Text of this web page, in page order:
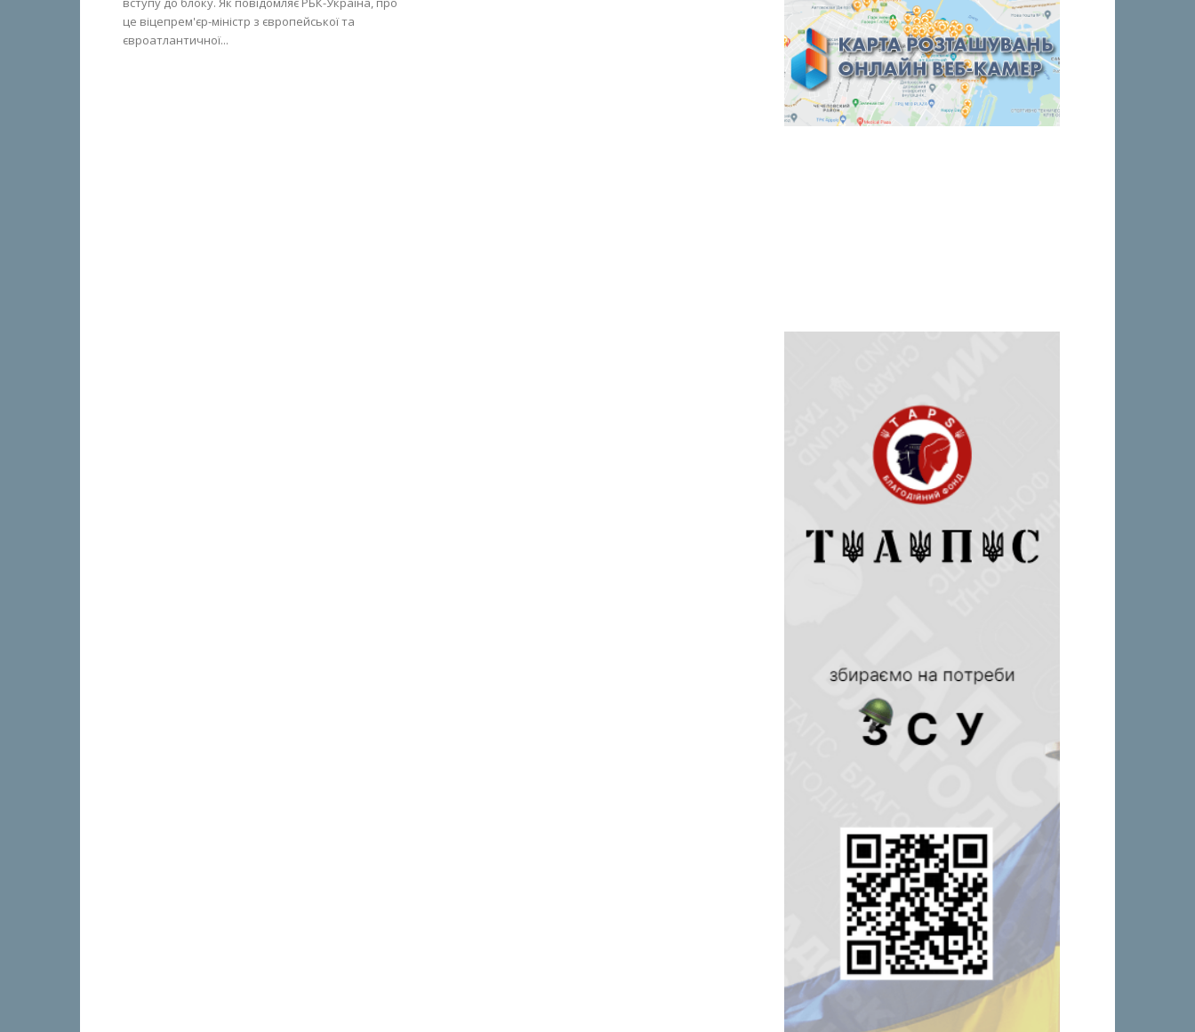
це віцепрем'єр-міністр з європейської та
євроатлантичної...